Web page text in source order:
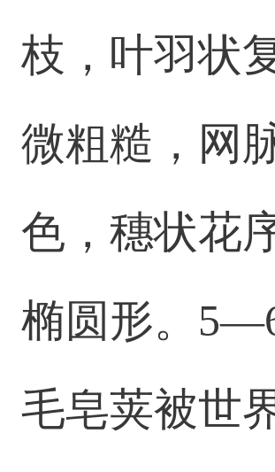
枝，叶羽状
微粗糙，网
色，穗状花
椭圆形。
毛皂荚被世